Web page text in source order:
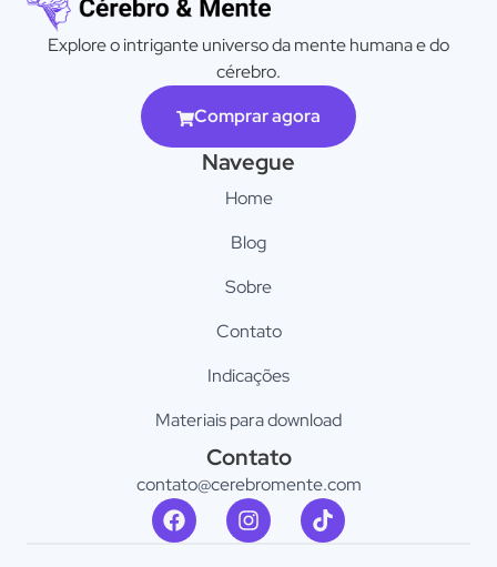
Explore o intrigante universo da mente humana e do
cérebro.
Comprar agora
Navegue
Home
Blog
Sobre
Contato
Indicações
Materiais para download
Contato
contato@cerebromente.com​